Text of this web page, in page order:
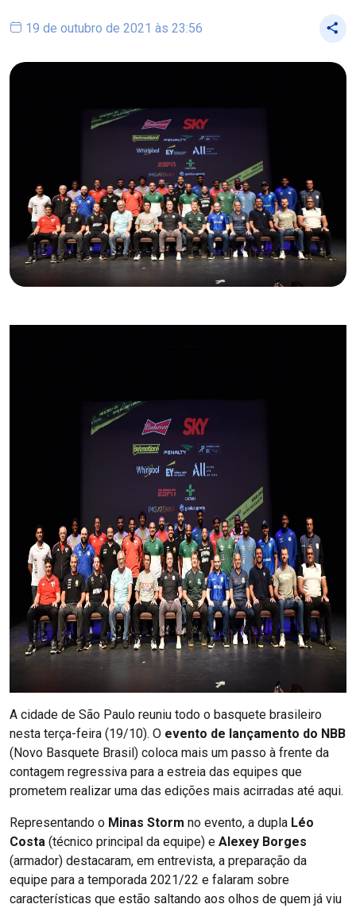
19 de outubro de 2021 às 23:56
A cidade de São Paulo reuniu todo o basquete brasileiro
nesta terça-feira (19/10). O evento de lançamento do NBB
(Novo Basquete Brasil) coloca mais um passo à frente da
contagem regressiva para a estreia das equipes que
prometem realizar uma das edições mais acirradas até aqui.
Representando o Minas Storm no evento, a dupla Léo
Costa (técnico principal da equipe) e Alexey Borges
(armador) destacaram, em entrevista, a preparação da
equipe para a temporada 2021/22 e falaram sobre
características que estão saltando aos olhos de quem já viu